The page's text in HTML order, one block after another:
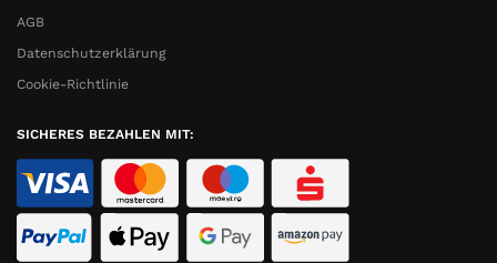
AGB
Datenschutzerklärung
Cookie-Richtlinie
SICHERES BEZAHLEN MIT: